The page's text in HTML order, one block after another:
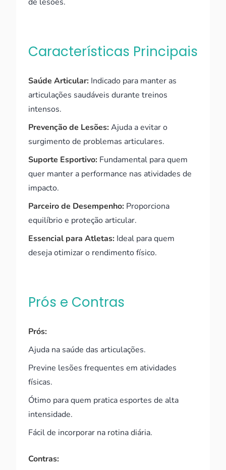
Características Principais
Saúde Articular: Indicado para manter as
articulações saudáveis durante treinos
intensos.
Prevenção de Lesões:Ajuda a evitar o
surgimento de problemas articulares.
Suporte Esportivo: Fundamental para quem
quer manter a performance nas atividades de
impacto.
Parceiro de Desempenho: Proporciona
equilíbrio e proteção articular.
Essencial para Atletas: Ideal para quem
deseja otimizar o rendimento físico.
Prós e Contras
Prós:
Ajuda na saúde das articulações.
Previne lesões frequentes em atividades
físicas.
Ótimo para quem pratica esportes de alta
intensidade.
Fácil de incorporar na rotina diária.
Contras: